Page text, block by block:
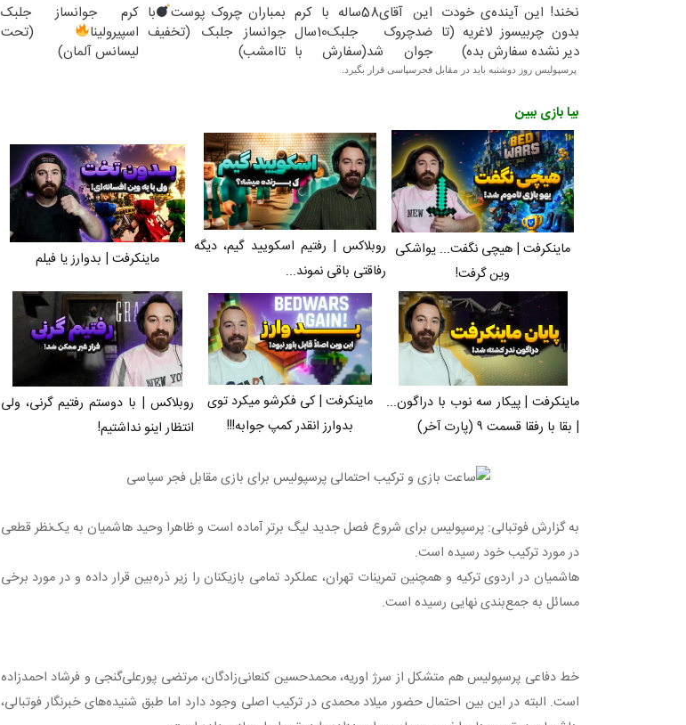
نخند! این آینده‌ی خودت
بدون چربیسوز لاغریه (تا
دیر نشده سفارش بده)
این آقای58ساله با کرم
ضدچروک جلبک10سال
جوان شد(سفارش با
تخفیف)
بمباران چروک پوست
با
جوانساز جلبک (تخفیف
تاامشب)
کرم جوانساز جلبک
اسپیرولینا
(تحت
لیسانس آلمان)
پرسپولیس روز دوشنبه باید در مقابل فجرسپاسی قرار بگیرد.
بیا بازی ببین
ماینکرفت | هیچی نگفت... یواشکی
وین گرفت!
روبلاکس | رفتیم اسکویید گیم، دیگه
رفاقتی باقی نموند...
ماینکرفت | بدوارز یا فیلم
ماینکرفت | پیکار سه نوب با دراگون...
| بقا با رفقا قسمت ۹ (پارت آخر)
ماینکرفت | کی فکرشو میکرد توی
بدوارز انقدر کمپ جوابه!!!
روبلاکس | با دوستم رفتیم گرنی، ولی
انتظار اینو نداشتیم!
به گزارش فوتبالی: پرسپولیس برای شروع فصل جدید لیگ برتر آماده است و ظاهرا وحید هاشمیان به یک‌نظر قطعی
در مورد ترکیب خود رسیده است.
هاشمیان در اردوی ترکیه و همچنین تمرینات تهران، عملکرد تمامی بازیکنان را زیر ذره‌بین قرار داده و در مورد برخی
مسائل به جمع‌بندی نهایی رسیده است.
خط دفاعی پرسپولیس هم متشکل از سرژ اوریه، محمدحسین کنعانی‌زادگان، مرتضی پورعلی‌گنجی و فرشاد احمدزاده
است. البته در این بین احتمال حضور میلاد محمدی در ترکیب اصلی وجود دارد اما طبق شنیده‌های خبرنگار فوتبالی،